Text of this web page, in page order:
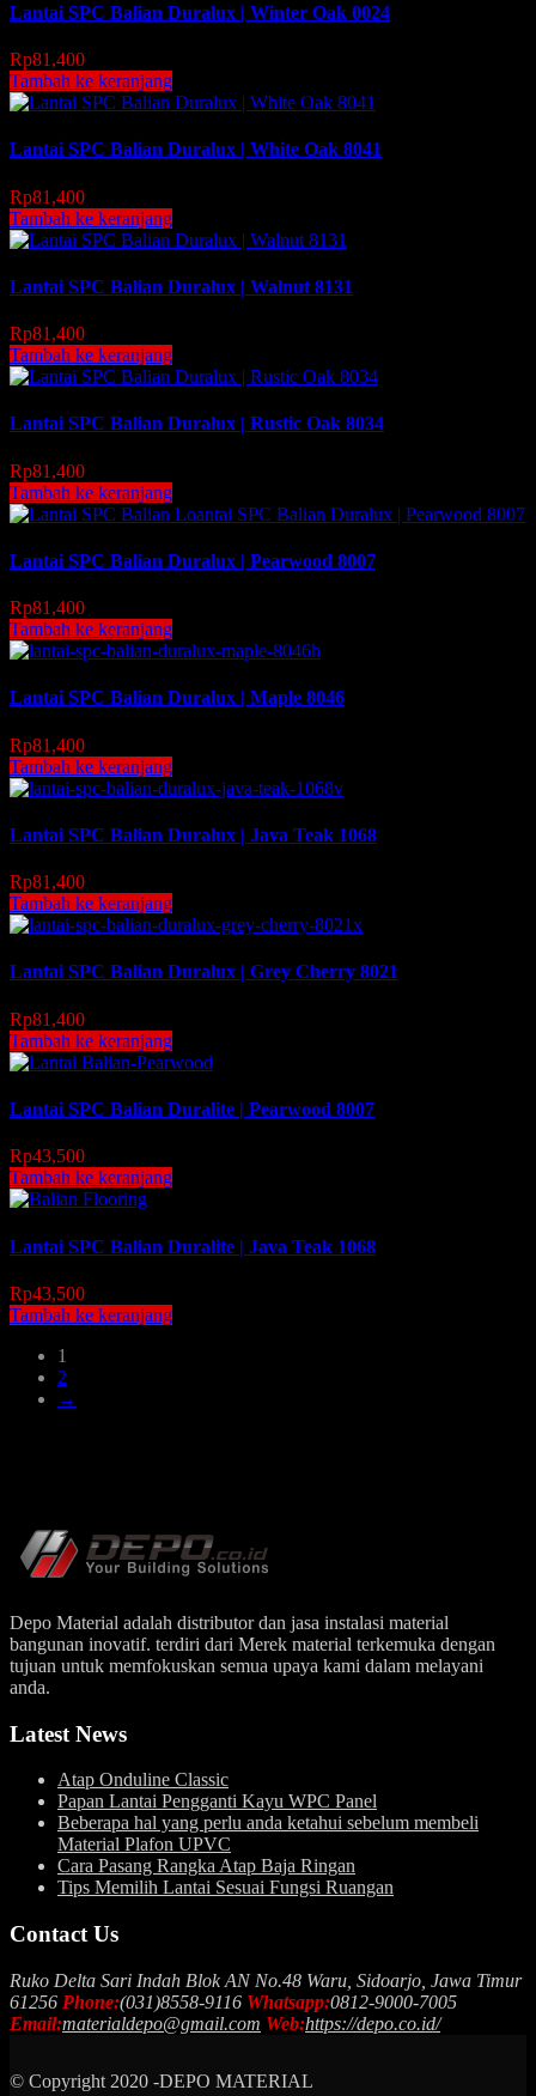
Lantai SPC Balian Duralux | Winter Oak 0024
Rp81,400
Tambah ke keranjang
Lantai SPC Balian Duralux | White Oak 8041
Rp81,400
Tambah ke keranjang
Lantai SPC Balian Duralux | Walnut 8131
Rp81,400
Tambah ke keranjang
Lantai SPC Balian Duralux | Rustic Oak 8034
Rp81,400
Tambah ke keranjang
Lantai SPC Balian Duralux | Pearwood 8007
Rp81,400
Tambah ke keranjang
Lantai SPC Balian Duralux | Maple 8046
Rp81,400
Tambah ke keranjang
Lantai SPC Balian Duralux | Java Teak 1068
Rp81,400
Tambah ke keranjang
Lantai SPC Balian Duralux | Grey Cherry 8021
Rp81,400
Tambah ke keranjang
Lantai SPC Balian Duralite | Pearwood 8007
Rp43,500
Tambah ke keranjang
Lantai SPC Balian Duralite | Java Teak 1068
Rp43,500
Tambah ke keranjang
1
2
→
Depo Material adalah distributor dan jasa instalasi material
bangunan inovatif. terdiri dari Merek material terkemuka dengan
tujuan untuk memfokuskan semua upaya kami dalam melayani
anda.
Latest News
Atap Onduline Classic
Papan Lantai Pengganti Kayu WPC Panel
Beberapa hal yang perlu anda ketahui sebelum membeli
Material Plafon UPVC
Cara Pasang Rangka Atap Baja Ringan
Tips Memilih Lantai Sesuai Fungsi Ruangan
Contact Us
Ruko Delta Sari Indah Blok AN No.48 Waru, Sidoarjo, Jawa Timur
61256 Phone:(031)8558-9116 Whatsapp:0812-9000-7005
Email:materialdepo@gmail.com Web:https://depo.co.id/
© Copyright 2020 -DEPO MATERIAL